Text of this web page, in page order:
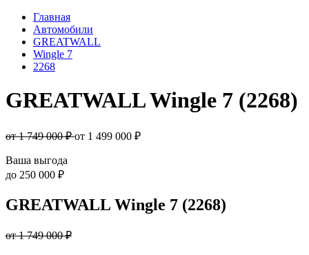
Главная
Автомобили
GREATWALL
Wingle 7
2268
GREATWALL Wingle 7 (2268)
от 1 749 000 ₽от 1 499 000 ₽
Ваша выгода
до 250 000 ₽
GREATWALL Wingle 7 (2268)
от 1 749 000 ₽